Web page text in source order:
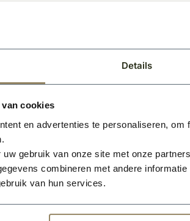
Details
cookies
en advertenties te personaliseren,
gebruik van onze site met onze
combineren met andere
van hun services.
heeft een overwegend gele
natuurlijke onregelmatigheden van
combinatie van vormbak (strak, egaal
in een levendig gevelbeeld.
Gevelsteen KQ109 – Moef
Waaldikformaat (Moef)
Getrommeld, niet-geperforeerd
Geel met grijs-gele schakeringen
steen:Combinatie van vormbak- en
Geschikt voor alle bouwtypes,
het trommelproces kunnen kwart-,